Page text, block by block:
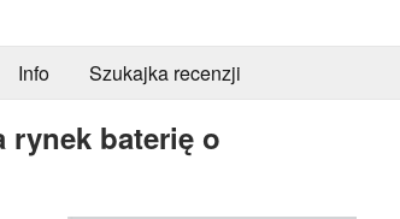
Info Szukajka recenzji
rynek baterię o